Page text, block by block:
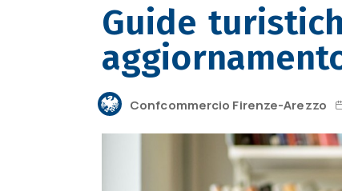
Guide
Confcommercio Firenze-Arezzo